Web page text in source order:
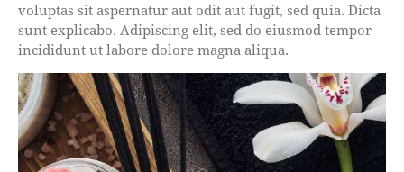
voluptas sit aspernatur aut odit aut fugit, sed quia. Dicta
sunt explicabo. Adipiscing elit, sed do eiusmod tempor
incididunt ut labore dolore magna aliqua.